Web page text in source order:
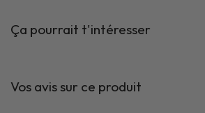
Ça pourrait t'intéresser
Vos avis sur ce produit